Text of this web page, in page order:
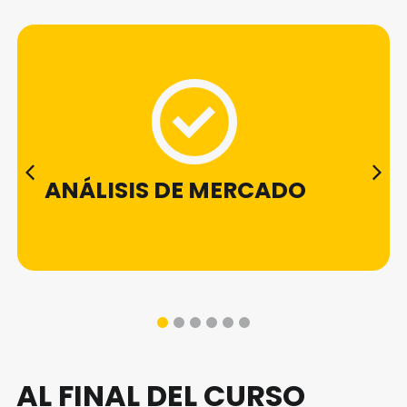
ANÁLISIS DE MERCADO
4 5 6
AL FINAL DEL CURSO